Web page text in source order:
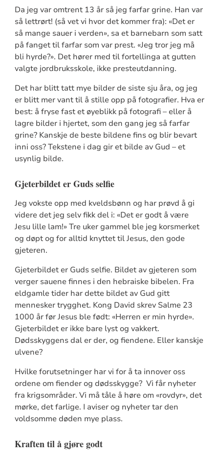
Da jeg var omtrent 13 år så jeg farfar grine. Han var
så lettrørt! (så vet vi hvor det kommer fra): «Det er
så mange sauer i verden», sa et barnebarn som satt
på fanget til farfar som var prest. «Jeg tror jeg må
bli hyrde?». Det hører med til fortellinga at gutten
valgte jordbruksskole, ikke presteutdanning.
Det har blitt tatt mye bilder de siste sju åra, og jeg
er blitt mer vant til å stille opp på fotografier. Hva er
best: å fryse fast et øyeblikk på fotografi – eller å
lagre bilder i hjertet, som den gang jeg så farfar
grine? Kanskje de beste bildene fins og blir bevart
inni oss? Tekstene i dag gir et bilde av Gud – et
usynlig bilde.
Gjeterbildet er Guds selfie
Jeg vokste opp med kveldsbønn og har prøvd å gi
videre det jeg selv fikk del i: «Det er godt å være
Jesu lille lam!» Tre uker gammel ble jeg korsmerket
og døpt og for alltid knyttet til Jesus, den gode
gjeteren.
Gjeterbildet er Guds selfie. Bildet av gjeteren som
verger sauene finnes i den hebraiske bibelen. Fra
eldgamle tider har dette bildet av Gud gitt
mennesker trygghet. Kong David skrev Salme 23
1000 år før Jesus ble født: «Herren er min hyrde».
Gjeterbildet er ikke bare lyst og vakkert.
Dødsskyggens dal er der, og fiendene. Eller kanskje
ulvene?
Hvilke forutsetninger har vi for å ta innover oss
ordene om fiender og dødsskygge? Vi får nyheter
fra krigsområder. Vi må tåle å høre om «rovdyr», det
mørke, det farlige. I aviser og nyheter tar den
voldsomme døden mye plass.
Kraften til å gjøre godt